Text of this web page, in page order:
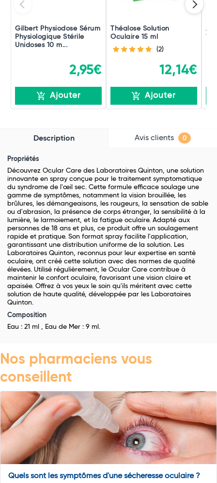
Gilbert Physiodose Sérum
Physiologique Stérile
Unidoses 10 m...
2,95€
Ajouter
Théalose Solution
Oculaire 15 ml
(2)
12,14€
Ajouter
10
Description Avis clients 0
Propriétés
Découvrez Ocular Care des Laboratoires Quinton, une solution
innovante en spray conçue pour le traitement symptomatique
du syndrome de l'œil sec. Cette formule efficace soulage une
gamme de symptômes, notamment la vision brouillée, les
brûlures, les démangeaisons, les rougeurs, la sensation de sable
ou d'abrasion, la présence de corps étranger, la sensibilité à la
lumière, le larmoiement, et la fatigue oculaire. Adapté aux
personnes de 18 ans et plus, ce produit offre un soulagement
rapide et pratique. Son format spray facilite l'application,
garantissant une distribution uniforme de la solution. Les
Laboratoires Quinton, reconnus pour leur expertise en santé
oculaire, ont créé cette solution avec des normes de qualité
élevées. Utilisé régulièrement, le Ocular Care contribue à
maintenir le confort oculaire, favorisant une vision claire et
apaisée. Offrez à vos yeux le soin qu'ils méritent avec cette
solution de haute qualité, développée par les Laboratoires
Quinton.
Composition
Eau : 21 ml , Eau de Mer : 9 ml.
Nos pharmaciens vous
conseillent
Quels sont les symptômes d'une sécheresse oculaire ?